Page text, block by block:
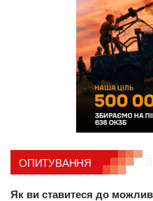
ОПИТУВАННЯ
Як ви ставитеся до